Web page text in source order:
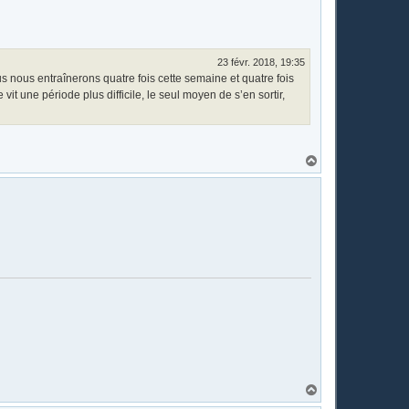
23 févr. 2018, 19:35
nous entraînerons quatre fois cette semaine et quatre fois
une période plus difficile, le seul moyen de s’en sortir,
a
a